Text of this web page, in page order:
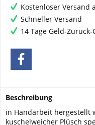
Kostenloser Versand
Schneller Versand
14 Tage Geld-
Beschreibung
in Handarbeit hergestellt
kuschelweicher Plüsch